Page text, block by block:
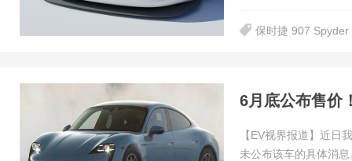
保时捷 907
6月底公布售价
【EV视界报道】近日
未公布该车的具体消